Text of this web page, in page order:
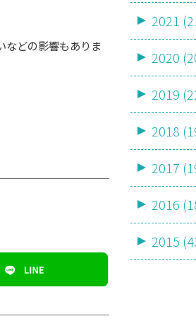
などの影響もありま
2021
2020
2019
2018
2017
2016
2015